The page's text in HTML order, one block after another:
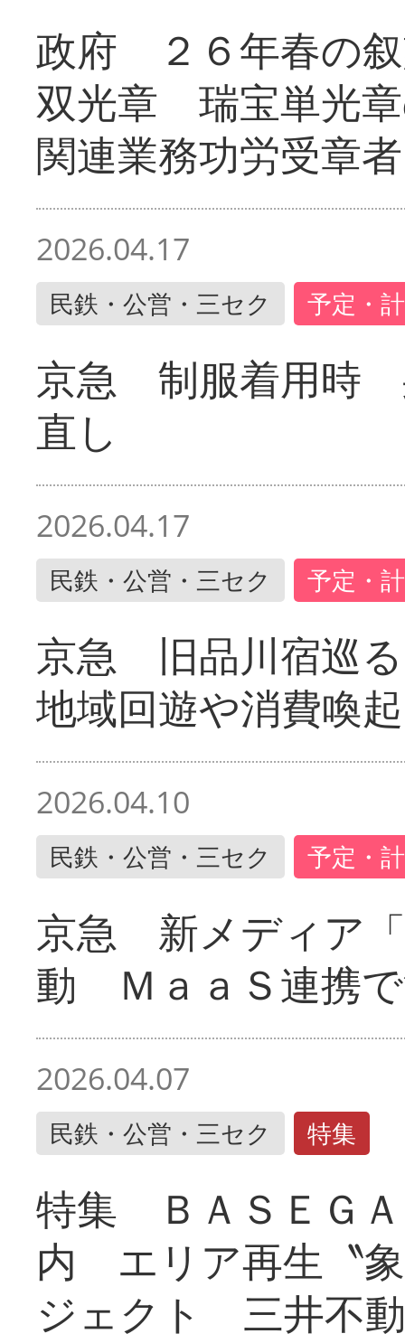
政府 ２６年春の
双光章 瑞宝単光
関連業務功労受章者
2026.04.17
民鉄・公営・三セク 予定・
京急 制服着用時
直し
2026.04.17
民鉄・公営・三セク 予定・
京急 旧品川宿巡
地域回遊や消費喚起
2026.04.10
民鉄・公営・三セク 予定・
京急 新メディア
動 ＭａａＳ連携
2026.04.07
民鉄・公営・三セク 特集
特集 ＢＡＳＥＧ
内 エリア再生〝
ジェクト 三井不